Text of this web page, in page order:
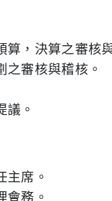
算，決算之審核
之審核與稽核。
議。
主席。
會務。